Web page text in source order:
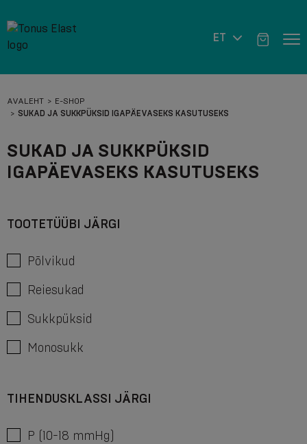
ET
AVALEHT
E-SHOP
SUKAD JA SUKKPÜKSID IGAPÄEVASEKS KASUTUSEKS
SUKAD JA SUKKPÜKSID
IGAPÄEVASEKS KASUTUSEKS
TOOTETÜÜBI JÄRGI
Põlvikud
Reiesukad
Sukkpüksid
Monosukk
TIHENDUSKLASSI JÄRGI
P (10-18 mmHg)